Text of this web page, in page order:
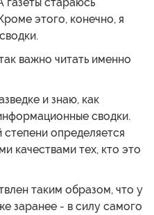
этого, конечно, я
важно читать именно
и знаю, как
сводки.
степени определяется
качествами тех, кто это
таким образом, что у
заранее - в силу самого